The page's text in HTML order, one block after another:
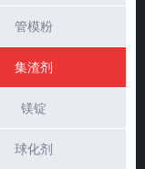
管模粉
集渣剂
镁锭
球化剂